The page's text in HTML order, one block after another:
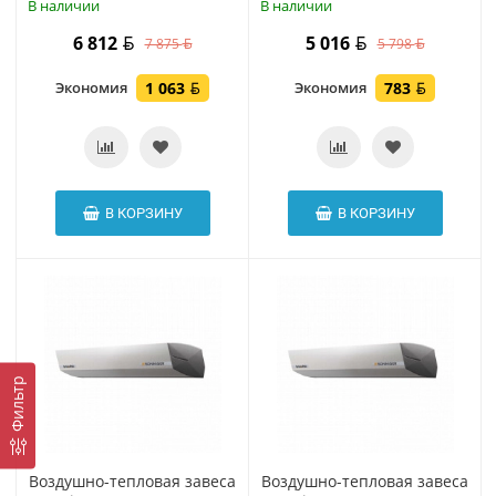
Фильтр
В наличии
6 812 7 875
Экономия 1 063
В КОРЗИНУ
В наличии
5 016 5 798
Экономия 783
В КОРЗИНУ
Воздушно-тепловая завеса
Воздушно-тепловая завеса